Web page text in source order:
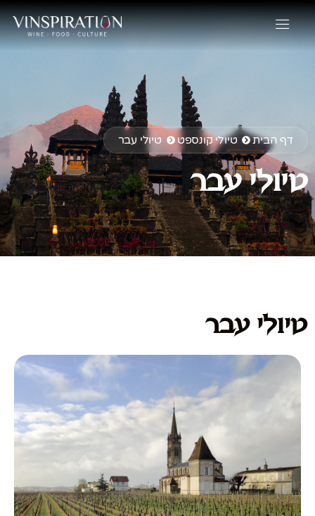
דף הבית טיולי קונספט טיולי עבר
טיולי עבר
טיולי עבר